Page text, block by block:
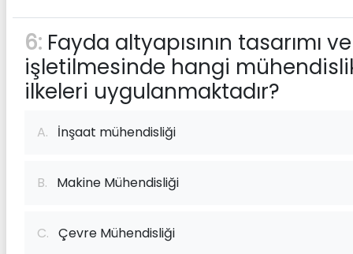
6: Fayda altyapısının tasarımı ve
işletilmesinde hangi
ilkeleri uygulanmaktadır?
A. İnşaat mühendisliği
B. Makine Mühendisliği
C. Çevre Mühendisliği